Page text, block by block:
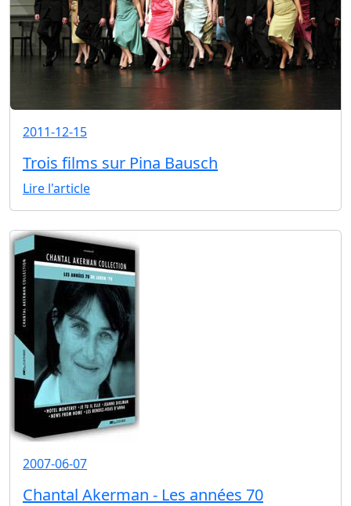
2011-12-15
Trois films sur Pina Bausch
Lire l'article
2007-06-07
Chantal Akerman - Les années 70